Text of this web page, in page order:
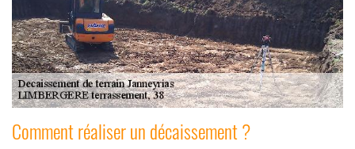
Comment réaliser un décaissement ?